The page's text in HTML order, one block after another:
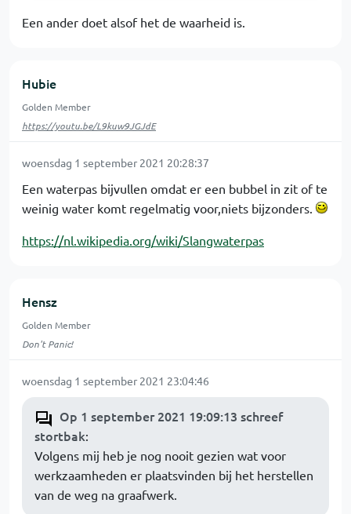
Een ander doet alsof het de waarheid is.
Hubie
Golden Member
https://youtu.be/L9kuw9JGJdE
woensdag 1 september 2021 20:28:37
Een waterpas bijvullen omdat er een bubbel in zit of te
weinig water komt regelmatig voor,niets bijzonders.
https://nl.wikipedia.org/wiki/Slangwaterpas
Hensz
Golden Member
Don't Panic!
woensdag 1 september 2021 23:04:46
Op 1 september 2021 19:09:13 schreef
stortbak:
Volgens mij heb je nog nooit gezien wat voor
werkzaamheden er plaatsvinden bij het herstellen
van de weg na graafwerk.